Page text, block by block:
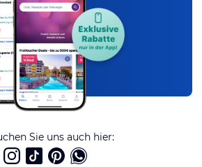
Sie uns auch hier: